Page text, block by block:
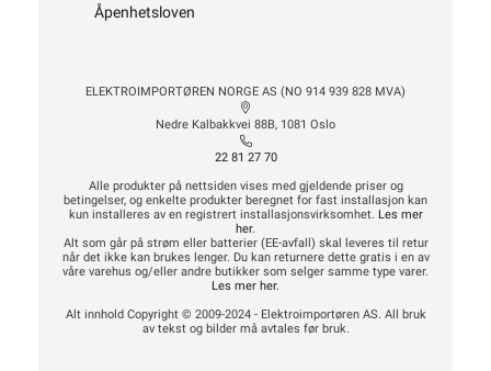
Åpenhetsloven
ELEKTROIMPORTØREN NORGE AS (NO 914 939 828 MVA)
Nedre Kalbakkvei 88B, 1081 Oslo
22 81 27 70
Alle produkter på nettsiden vises med gjeldende priser og
betingelser, og enkelte produkter beregnet for fast installasjon kan
kun installeres av en registrert installasjonsvirksomhet. Les mer
her.
Alt som går på strøm eller batterier (EE-avfall) skal leveres til retur
når det ikke kan brukes lenger. Du kan returnere dette gratis i en av
våre varehus og/eller andre butikker som selger samme type varer.
Les mer her.
Alt innhold Copyright © 2009-2024 - Elektroimportøren AS. All bruk
av tekst og bilder må avtales før bruk.